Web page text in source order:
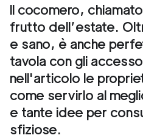
Il cocomero,
frutto dell’estate.
e sano, è anche
tavola con gli
nell'articolo le
come servirlo al
e tante idee per
sfiziose.